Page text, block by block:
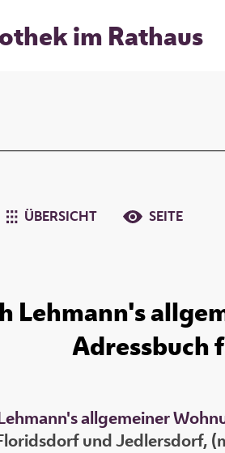
im Rathaus
ÜBERSICHT SEITE
Lehmann's
Adressbuch
allgemeiner
und Jedlersdorf,